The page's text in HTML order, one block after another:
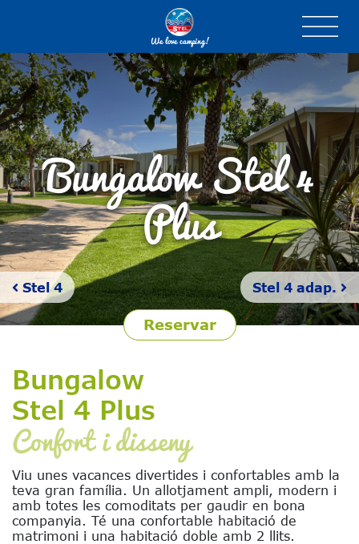
We love camping!
Bungalow Stel4
Plus
Stel 4 Stel 4 adap.
Reservar
Bungalow
Stel 4 Plus
Confort i disseny
Viu unes vacances divertides i confortables amb la
teva gran família. Un allotjament ampli, modern i
amb totes les comoditats per gaudir en bona
companyia. Té una confortable habitació de
matrimoni i una habitació doble amb 2 llits.